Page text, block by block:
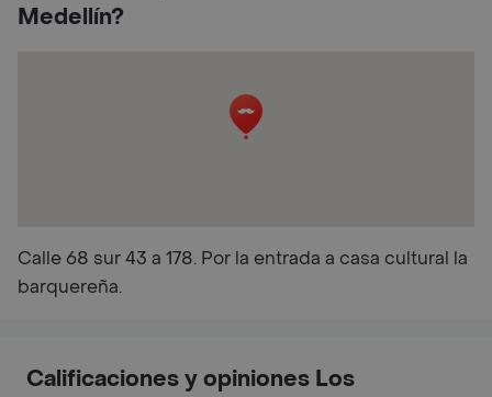
Medellín?
Calle 68 sur 43 a 178. Por la entrada a casa cultural la
barquereña.
Calificaciones y opiniones Los